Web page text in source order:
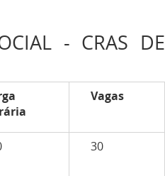
- CRAS DE
Vagas
30